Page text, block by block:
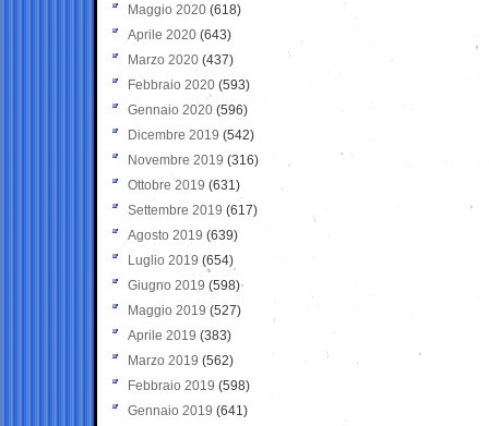
Maggio 2020 (618)
Aprile 2020 (643)
Marzo 2020 (437)
Febbraio 2020 (593)
Gennaio 2020 (596)
Dicembre 2019 (542)
Novembre 2019 (316)
Ottobre 2019 (631)
Settembre 2019 (617)
Agosto 2019 (639)
Luglio 2019 (654)
Giugno 2019 (598)
Maggio 2019 (527)
Aprile 2019 (383)
Marzo 2019 (562)
Febbraio 2019 (598)
Gennaio 2019 (641)